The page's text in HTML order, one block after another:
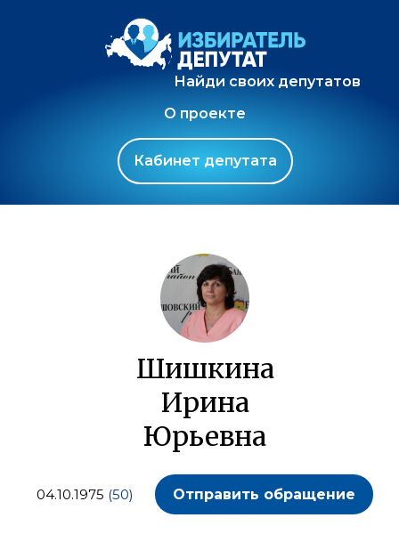
Найди своих депутатов
О проекте
Кабинет депутата
Шишкина
Ирина
Юрьевна
04.10.1975 (50) Отправить обращение